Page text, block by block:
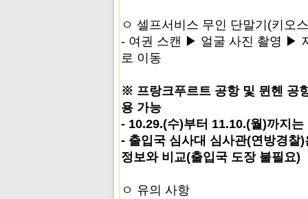
ㅇ 셀프서비스 무인 단말기(키오
- 여권 스캔 ▶ 얼굴 사진 촬영 ▶
로 이동
※ 프랑크푸르트 공항 및 뮌헨 공
용 가능
- 10.29.(수)부터 11.10.(월)까지
- 출입국 심사대 심사관(연방경찰
정보와 비교(출입국 도장 불필요)
ㅇ 유의 사항